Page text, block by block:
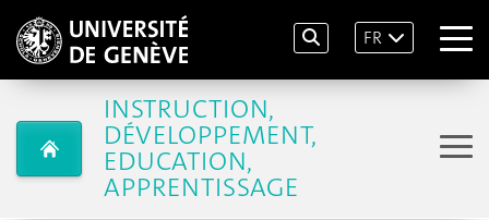
FR
INSTRUCTION,
DÉVELOPPEMENT,
EDUCATION,
APPRENTISSAGE